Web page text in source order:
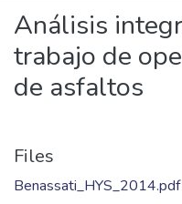
Communities
&
Collections
All of DSpace
In (current)
Análisis
trabajo de
de asfaltos
Files
Benassati_HYS_2014.pdf